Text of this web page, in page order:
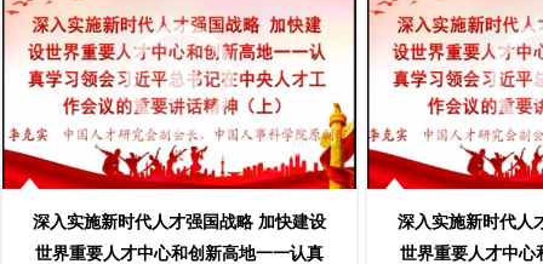
的优良传统薪火相传，一代又一代优秀人才
接续投身党和人民的伟大事业，在革命、建
设、改革的壮阔历史进程中写下动人精彩的
篇章。本课程重点讲解了习近平总书记在中
央人才工作会议上的重要讲话。
的优良传统薪火相传
接续投身党和人民
设、改革的壮阔历
篇章。本课程重点
央人才工作会议上的
深入实施新时代人才强国战略 加快建设
世界重要人才中心和创新高地一一认真
深入实施新时代人
世界重要人才中心